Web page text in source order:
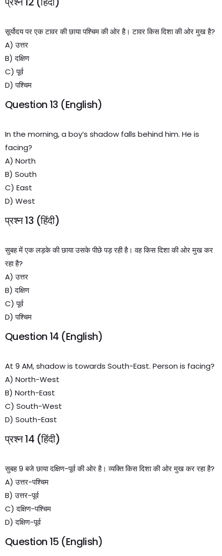
सूर्योदय पर एक टावर की छाया पश्चिम की ओर है। टावर किस दिशा की ओर मुख है?
A) उत्तर
B) दक्षिण
C) पूर्व
D) पश्चिम
Question 13 (English)
In the morning, a boy’s shadow falls behind him. He is
facing?
A) North
B) South
C) East
D) West
प्रश्न 13 (हिंदी)
सुबह में एक लड़के की छाया उसके पीछे पड़ रही है। वह किस दिशा की ओर मुख कर
रहा है?
A) उत्तर
B) दक्षिण
C) पूर्व
D) पश्चिम
Question 14 (English)
At 9 AM, shadow is towards South-East. Person is facing?
A) North-West
B) North-East
C) South-West
D) South-East
प्रश्न 14 (हिंदी)
सुबह 9 बजे छाया दक्षिण-पूर्व की ओर है। व्यक्ति किस दिशा की ओर मुख कर रहा है?
A) उत्तर-पश्चिम
B) उत्तर-पूर्व
C) दक्षिण-पश्चिम
D) दक्षिण-पूर्व
Question 15 (English)